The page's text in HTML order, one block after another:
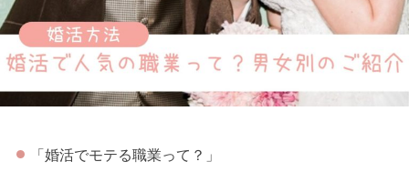
「婚活でモテる職業って？」